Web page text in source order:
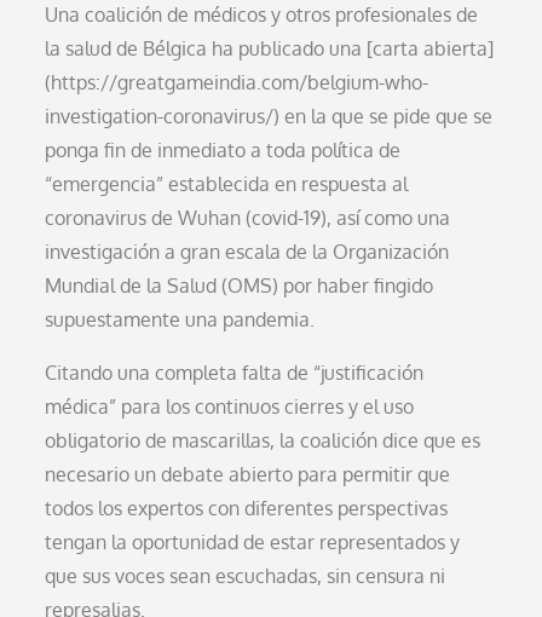
Una coalición de médicos y otros profesionales de
la salud de Bélgica ha publicado una [carta abierta]
(https://greatgameindia.com/belgium-who-
investigation-coronavirus/) en la que se pide que se
ponga fin de inmediato a toda política de
“emergencia” establecida en respuesta al
coronavirus de Wuhan (covid-19), así como una
investigación a gran escala de la Organización
Mundial de la Salud (OMS) por haber fingido
supuestamente una pandemia.
Citando una completa falta de “justificación
médica” para los continuos cierres y el uso
obligatorio de mascarillas, la coalición dice que es
necesario un debate abierto para permitir que
todos los expertos con diferentes perspectivas
tengan la oportunidad de estar representados y
que sus voces sean escuchadas, sin censura ni
represalias.